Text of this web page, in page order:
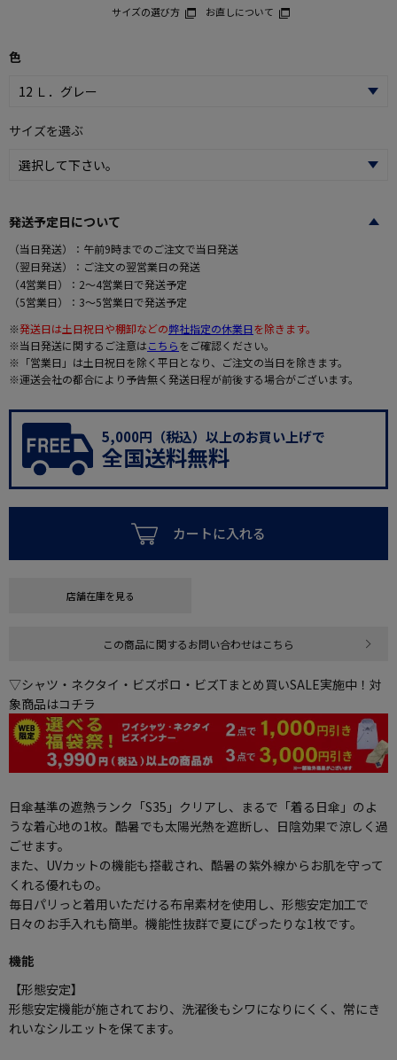
サイズの選び方 お直しについて
色
サイズを選ぶ
発送予定日について
（当日発送）：午前9時までのご注文で当日発送
（翌日発送）：ご注文の翌営業日の発送
（4営業日）：2～4営業日で発送予定
（5営業日）：3～5営業日で発送予定
※発送日は土日祝日や棚卸などの弊社指定の休業日を除きます。
※当日発送に関するご注意はこちらをご確認ください。
※「営業日」は土日祝日を除く平日となり、ご注文の当日を除きます。
※運送会社の都合により予告無く発送日程が前後する場合がございます。
5,000円（税込）以上のお買い上げで
全国送料無料
カートに入れる
店舗在庫を見る
この商品に関するお問い合わせはこちら
▽シャツ・ネクタイ・ビズポロ・ビズTまとめ買いSALE実施中！対
象商品はコチラ
日傘基準の遮熱ランク「S35」クリアし、まるで「着る日傘」のよ
うな着心地の1枚。酷暑でも太陽光熱を遮断し、日陰効果で涼しく過
ごせます。
また、UVカットの機能も搭載され、酷暑の紫外線からお肌を守って
くれる優れもの。
毎日パリっと着用いただける布帛素材を使用し、形態安定加工で
日々のお手入れも簡単。機能性抜群で夏にぴったりな1枚です。
機能
【形態安定】
形態安定機能が施されており、洗濯後もシワになりにくく、常にき
れいなシルエットを保てます。